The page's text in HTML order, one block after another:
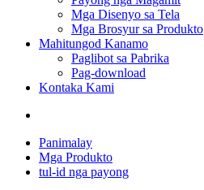
Mga Disenyo sa Tela
Mga Brosyur sa Produkto
Mahitungod Kanamo
Paglibot sa Pabrika
Pag-download
Kontaka Kami
Panimalay
Mga Produkto
tul-id nga payong